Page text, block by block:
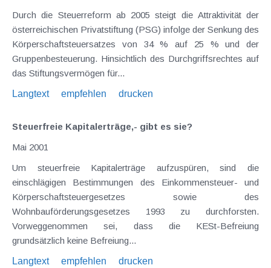
Durch die Steuerreform ab 2005 steigt die Attraktivität der
österreichischen Privatstiftung (PSG) infolge der Senkung des
Körperschaftsteuersatzes von 34 % auf 25 % und der
Gruppenbesteuerung. Hinsichtlich des Durchgriffsrechtes auf
das Stiftungsvermögen für...
Langtext
empfehlen drucken
Steuerfreie Kapitalerträge,- gibt es sie?
Mai 2001
Um steuerfreie Kapitalerträge aufzuspüren, sind die
einschlägigen Bestimmungen des Einkommensteuer- und
Körperschaftsteuergesetzes sowie des
Wohnbauförderungsgesetzes 1993 zu durchforsten.
Vorweggenommen sei, dass die KESt-Befreiung
grundsätzlich keine Befreiung...
Langtext
empfehlen drucken